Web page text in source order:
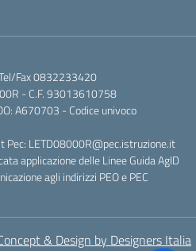
Fax 0832233420
- C.F. 93013610758
A670703 - Codice univoco
LETD08000R@pec.istruzione.it
applicazione delle Linee Guida AgID
agli indirizzi PEO e PEC
& Design by Designers Italia